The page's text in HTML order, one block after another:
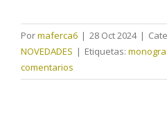
Pormaferca6 | 28 Oct 2024 |
NOVEDADES | Etiquetas:
comentarios